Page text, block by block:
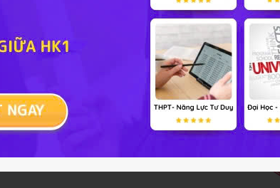
kinh nghiệm; có thể thay đổi và rất đa dạng.